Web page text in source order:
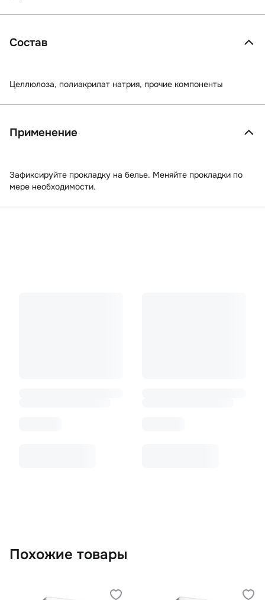
Состав
Целлюлоза, полиакрилат натрия, прочие компоненты
Применение
Зафиксируйте прокладку на белье. Меняйте прокладки по
мере необходимости.
Похожие товары